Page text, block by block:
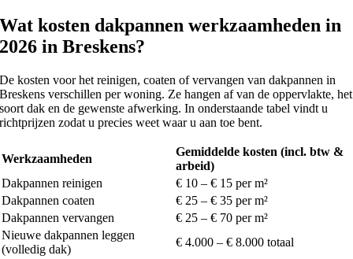
Wat kosten dakpannen werkzaamheden in
2026 in Breskens?
De kosten voor het reinigen, coaten of vervangen van dakpannen in
Breskens verschillen per woning. Ze hangen af van de oppervlakte, het
soort dak en de gewenste afwerking. In onderstaande tabel vindt u
richtprijzen zodat u precies weet waar u aan toe bent.
Werkzaamheden
Gemiddelde kosten (incl. btw &
arbeid)
Dakpannen reinigen
€ 10 – € 15 per m²
Dakpannen coaten
€ 25 – € 35 per m²
Dakpannen vervangen
€ 25 – € 70 per m²
Nieuwe dakpannen leggen
(volledig dak)
€ 4.000 – € 8.000 totaal